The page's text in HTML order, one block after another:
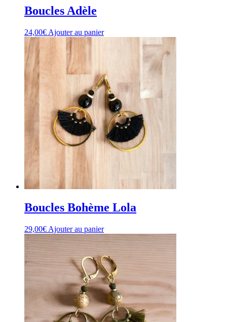
Boucles Adèle
24,00€ Ajouter au panier
Boucles Bohème Lola
29,00€ Ajouter au panier